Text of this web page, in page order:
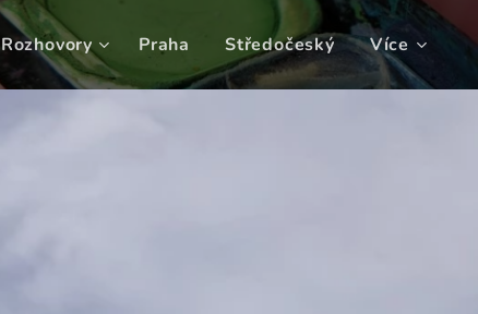
Rozhovory Praha Středočeský Více